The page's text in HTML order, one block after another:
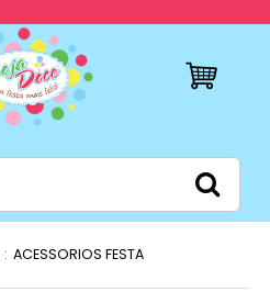
ACESSORIOS FESTA